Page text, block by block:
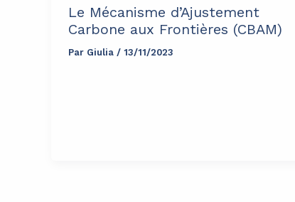
Le Mécanisme d’Ajustement
Carbone aux Frontières (CBAM)
Par Giulia / 13/11/2023